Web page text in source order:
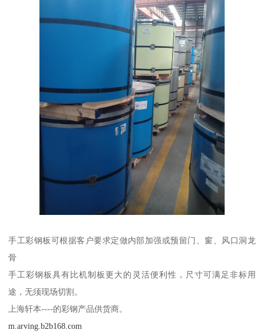
手工彩钢板可根据客户要求定做内部加强或预留门、窗、风口洞龙
骨
手工彩钢板具有比机制板更大的灵活便利性，尺寸可满足非标用
途，无须现场切割。
上海轩本----的彩钢产品供货商。
m.arving.b2b168.com